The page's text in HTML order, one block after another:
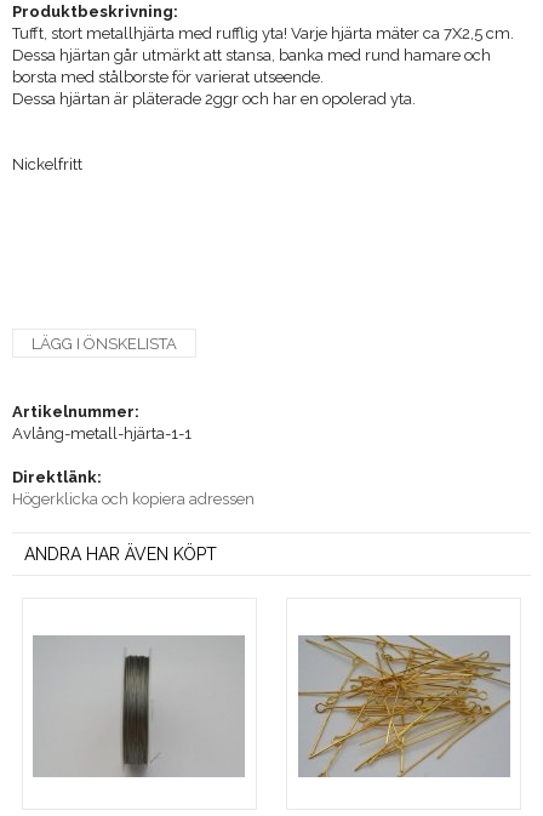
Produktbeskrivning:
Tufft, stort metallhjärta med rufflig yta! Varje hjärta mäter ca 7X2,5 cm.
Dessa hjärtan går utmärkt att stansa, banka med rund hamare och
borsta med stålborste för varierat utseende.
Dessa hjärtan är pläterade 2ggr och har en opolerad yta.
Nickelfritt
LÄGG I ÖNSKELISTA
Artikelnummer:
Avlång-metall-hjärta-1-1
Direktlänk:
Högerklicka och kopiera adressen
ANDRA HAR ÄVEN KÖPT